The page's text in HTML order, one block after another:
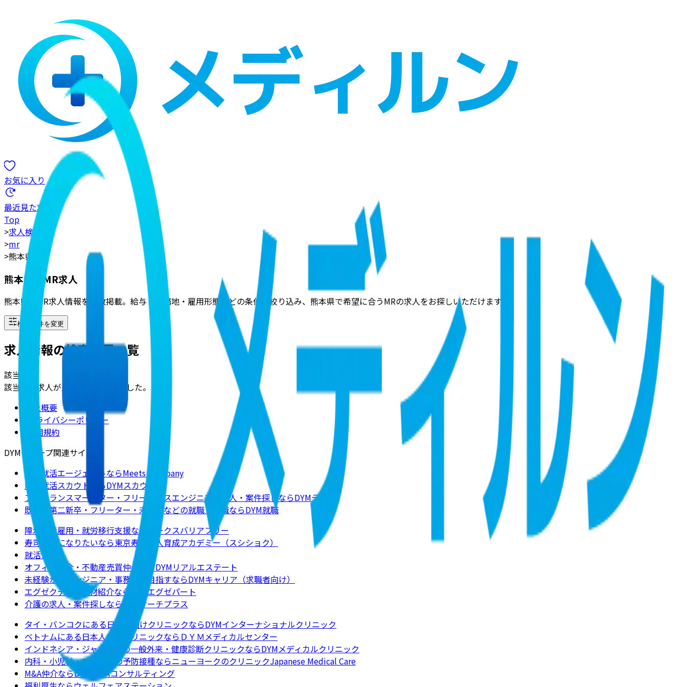
お気に入り
最近見た求人
Top
>求人検索
>mr
>熊本県
熊本県のMR求人
熊本県のMR求人情報を多数掲載。給与・勤務地・雇用形態などの条件で絞り込み、熊本県で希望に合うMRの求人をお探しいただけます。
検索条件を変更
求人情報の検索結果一覧
該当
該当する求人が見つかりませんでした。
会社概要
プライバシーポリシー
利用規約
DYMグループ関連サイト
新卒就活エージェントならMeets Company
新卒就活スカウトならDYMスカウト
フリーランスマーケター・フリーランスエンジニアの求人・案件探しならDYMテック
既卒・第二新卒・フリーター・未経験などの就職・転職ならDYM就職
障がい者雇用・就労移行支援ならワークスバリアフリー
寿司職人になりたいなら東京寿司職人育成アカデミー（スシショク）
就活ノート
オフィス仲介・不動産売買仲介ならDYMリアルエステート
未経験からエンジニア・事務職を目指すならDYMキャリア（求職者向け）
エグゼクティブ人材紹介ならDYMエグゼパート
介護の求人・案件探しなら介護サーチプラス
タイ・バンコクにある日本人向けクリニックならDYMインターナショナルクリニック
ベトナムにある日本人向けクリニックならＤＹＭメディカルセンター
インドネシア・ジャカルタの一般外来・健康診断クリニックならDYMメディカルクリニック
内科・小児科・ワクチンの予防接種ならニューヨークのクリニックJapanese Medical Care
M&A仲介ならDYM M&Aコンサルティング